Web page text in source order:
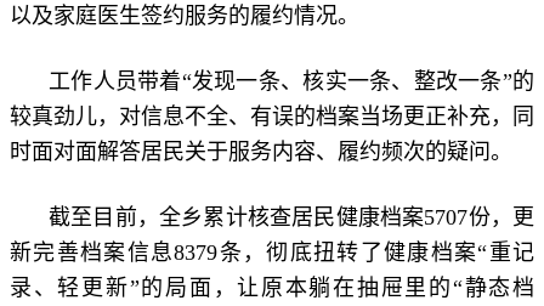
以及家庭医生签约服务的履约情况。
工作人员带着“发现一条、核实一条、整改一条”的
较真劲儿，对信息不全、有误的档案当场更正补充，同
时面对面解答居民关于服务内容、履约频次的疑问。
截至目前，全乡累计核查居民健康档案5707份，更
新完善档案信息8379条，彻底扭转了健康档案“重记
录、轻更新”的局面，让原本躺在抽屉里的“静态档